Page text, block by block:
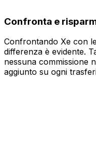
Confronta e
Confrontando Xe con
differenza è evidente.
nessuna commissione
aggiunto su ogni